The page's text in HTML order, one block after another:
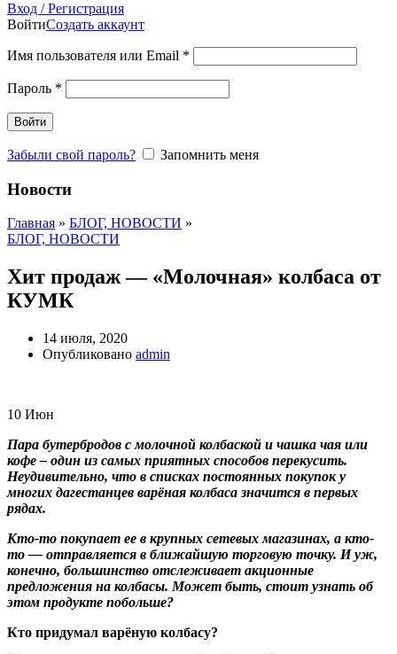
Вход / Регистрация
ВойтиСоздать аккаунт
Имя пользователя или Email *
Пароль *
Войти
Забыли свой пароль? Запомнить меня
Новости
Главная » БЛОГ, НОВОСТИ »
БЛОГ, НОВОСТИ
Хит продаж — «Молочная» колбаса от
КУМК
14 июля, 2020
Опубликовано admin
10 Июн
Пара бутербродов с молочной колбаской и чашка чая или
кофе – один из самых приятных способов перекусить.
Неудивительно, что в списках постоянных покупок у
многих дагестанцев варёная колбаса значится в первых
рядах.
Кто-то покупает ее в крупных сетевых магазинах, а кто-
то — отправляется в ближайшую торговую точку. И уж,
конечно, большинство отслеживает акционные
предложения на колбасы. Может быть, стоит узнать об
этом продукте побольше?
Кто придумал варёную колбасу?